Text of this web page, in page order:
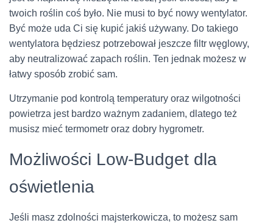
twoich roślin coś było. Nie musi to być nowy wentylator.
Być może uda Ci się kupić jakiś używany. Do takiego
wentylatora będziesz potrzebował jeszcze filtr węglowy,
aby neutralizować zapach roślin. Ten jednak możesz w
łatwy sposób zrobić sam.
Utrzymanie pod kontrolą temperatury oraz wilgotności
powietrza jest bardzo ważnym zadaniem, dlatego też
musisz mieć termometr oraz dobry hygrometr.
Możliwości Low-Budget dla
oświetlenia
Jeśli masz zdolności majsterkowicza, to możesz sam